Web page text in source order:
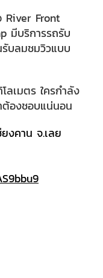
Front
มีบริการรถรับ
บลมชมวิวแบบ
ลเมตร ใครกำลัง
องชอบแน่นอน
งคาน จ.เลย